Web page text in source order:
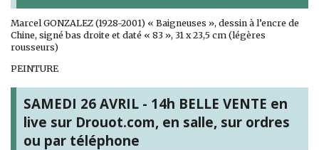
Marcel GONZALEZ (1928-2001) « Baigneuses », dessin à l’encre de
Chine, signé bas droite et daté « 83 », 31 x 23,5 cm (légères
rousseurs)
PEINTURE
SAMEDI 26 AVRIL - 14h BELLE VENTE en
live sur Drouot.com, en salle, sur ordres
ou par téléphone